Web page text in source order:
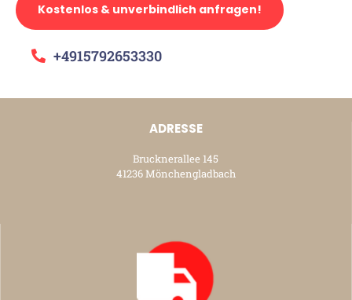
Kostenlos & unverbindlich anfragen!
+4915792653330
ADRESSE
Brucknerallee 145
41236 Mönchengladbach